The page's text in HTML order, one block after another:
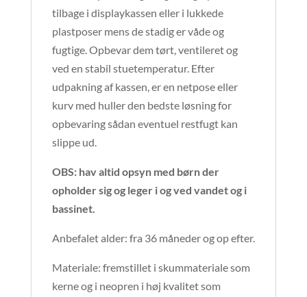
tilbage i displaykassen eller i lukkede
plastposer mens de stadig er våde og
fugtige. Opbevar dem tørt, ventileret og
ved en stabil stuetemperatur. Efter
udpakning af kassen, er en netpose eller
kurv med huller den bedste løsning for
opbevaring sådan eventuel restfugt kan
slippe ud.
OBS: hav altid opsyn med børn der
opholder sig og leger i og ved vandet og i
bassinet.
Anbefalet alder: fra 36 måneder og op efter.
Materiale: fremstillet i skummateriale som
kerne og i neopren i høj kvalitet som